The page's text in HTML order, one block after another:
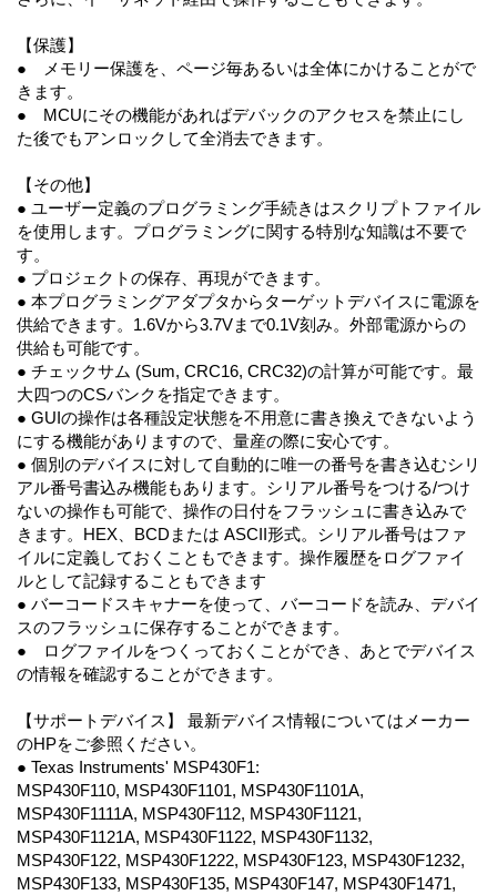
【保護】
● メモリー保護を、ページ毎あるいは全体にかけることがで
きます。
● MCUにその機能があればデバックのアクセスを禁止にし
た後でもアンロックして全消去できます。
【その他】
● ユーザー定義のプログラミング手続きはスクリプトファイル
を使用します。プログラミングに関する特別な知識は不要で
す。
● プロジェクトの保存、再現ができます。
● 本プログラミングアダプタからターゲットデバイスに電源を
供給できます。1.6Vから3.7Vまで0.1V刻み。外部電源からの
供給も可能です。
● チェックサム (Sum, CRC16, CRC32)の計算が可能です。最
大四つのCSバンクを指定できます。
● GUIの操作は各種設定状態を不用意に書き換えできないよう
にする機能がありますので、量産の際に安心です。
● 個別のデバイスに対して自動的に唯一の番号を書き込むシリ
アル番号書込み機能もあります。シリアル番号をつける/つけ
ないの操作も可能で、操作の日付をフラッシュに書き込みで
きます。HEX、BCDまたは ASCII形式。シリアル番号はファ
イルに定義しておくこともできます。操作履歴をログファイ
ルとして記録することもできます
● バーコードスキャナーを使って、バーコードを読み、デバイ
スのフラッシュに保存することができます。
● ログファイルをつくっておくことができ、あとでデバイス
の情報を確認することができます。
【サポートデバイス】 最新デバイス情報についてはメーカー
のHPをご参照ください。
● Texas Instruments' MSP430F1:
MSP430F110, MSP430F1101, MSP430F1101A,
MSP430F1111A, MSP430F112, MSP430F1121,
MSP430F1121A, MSP430F1122, MSP430F1132,
MSP430F122, MSP430F1222, MSP430F123, MSP430F1232,
MSP430F133, MSP430F135, MSP430F147, MSP430F1471,